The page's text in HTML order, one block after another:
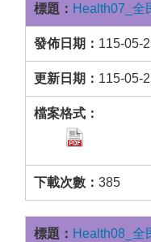
Health07_全
115-05-
115-05-
385
Health08_全